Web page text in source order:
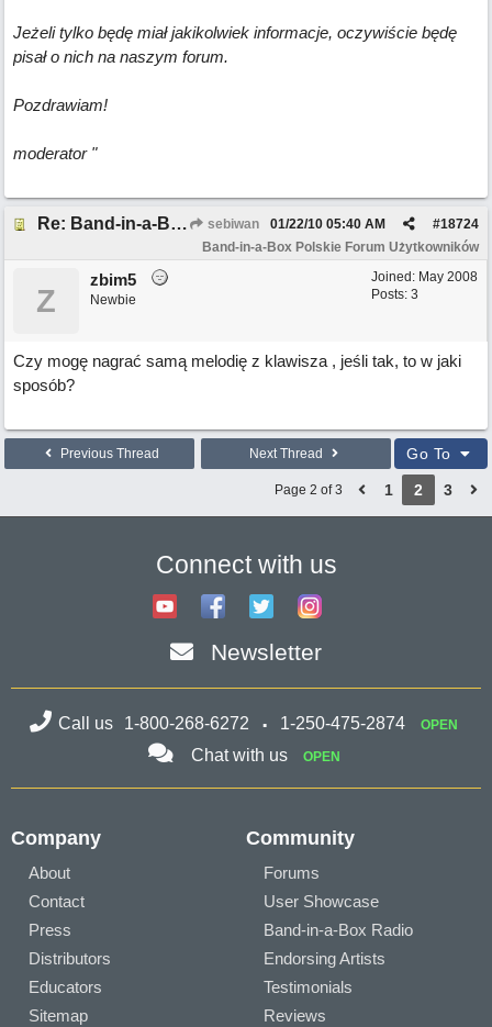
Jeżeli tylko będę miał jakikolwiek informacje, oczywiście będę
pisał o nich na naszym forum.
Pozdrawiam!
moderator "
Re: Band-in-a-Box 2009 sebiwan #18724
01/22/10 05:40 AM
Band-in-a-Box Polskie Forum Użytkowników
Joined: May 2008
Posts: 3
Z
zbim5
Newbie
Czy mogę nagrać samą melodię z klawisza , jeśli tak, to w jaki
sposób?
Previous Thread Next Thread Go To
Page 2 of 3 1 2 3
Connect with us
Newsletter
Call us 1-800-268-6272 1-250-475-2874 OPEN
Chat with us OPEN
Company
About
Contact
Press
Distributors
Educators
Sitemap
Community
Forums
User Showcase
Band-in-a-Box Radio
Endorsing Artists
Testimonials
Reviews